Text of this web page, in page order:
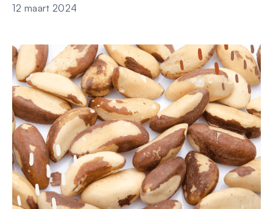
12 maart 2024